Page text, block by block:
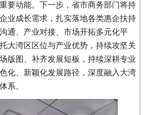
要动能。下一步，省市商务部门将持
业成长需求，扎实落地各类惠企扶持
通、产业对接、市场开拓多元化平
大湾区区位与产业优势，持续攻坚关
版图、补齐发展短板，持续深耕专业
化、新颖化发展路径，深度融入大湾
系。